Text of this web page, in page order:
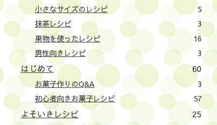
小さなサイズのレシピ
5
抹茶レシピ
3
果物を使ったレシピ
16
男性向きレシピ
3
はじめて 60
お菓子作りのQ&A
3
初心者向きお菓子レシピ
57
よそいきレシピ 25